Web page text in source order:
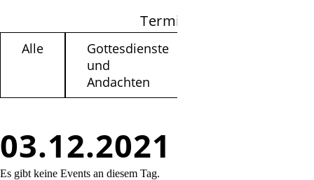
03.12.2021
Termine filtern
Alle
Gottesdienste
und
Andachten
Es gibt keine Events an diesem Tag.